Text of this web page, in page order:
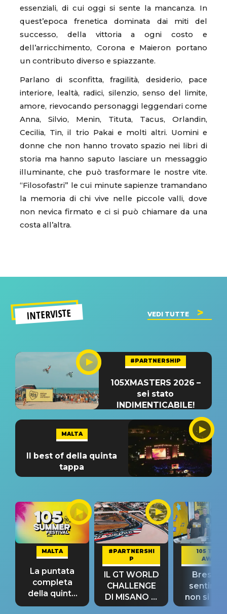
essenziali, di cui oggi si sente la mancanza. In
quest’epoca frenetica dominata dai miti del
successo, della vittoria a ogni costo e
dell’arricchimento, Corona e Maieron portano
un contributo diverso e spiazzante.
Parlano di sconfitta, fragilità, desiderio, pace
interiore, lealtà, radici, silenzio, senso del limite,
amore, rievocando personaggi leggendari come
Anna, Silvio, Menin, Tituta, Tacus, Orlandin,
Cecilia, Tin, il trio Pakai e molti altri. Uomini e
donne che non hanno trovato spazio nei libri di
storia ma hanno saputo lasciare un messaggio
illuminante, che può trasformare le nostre vite.
“Filosofastri” le cui minute sapienze tramandano
la memoria di chi vive nelle piccole valli, dove
non nevica firmato e ci si può chiamare da una
costa all’altra.
INTERVISTE VEDI TUTTE
#PARTNERSHIP
105XMASTERS 2026 –
sei stato
INDIMENTICABILE!
MALTA
Il best of della quinta
tappa
MALTA
La puntata
completa
della quinta
tappa
#PARTNERSHI
P
IL GT WORLD
CHALLENGE
DI MISANO si
riconferma
105 TAKE
AWAY
Bresh:
non si
fino alla